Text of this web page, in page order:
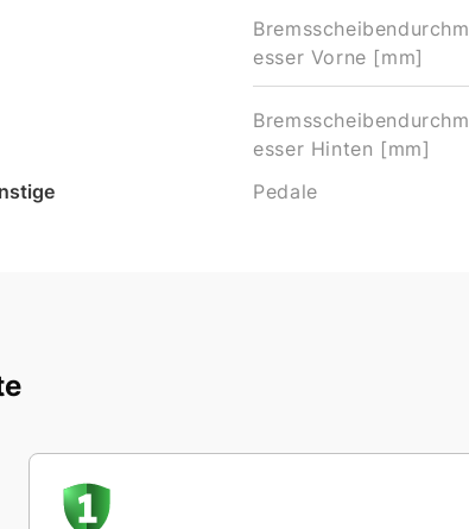
Bremsscheibendurchm
esser Vorne [mm]
Bremsscheibendurchm
esser Hinten [mm]
Pedale